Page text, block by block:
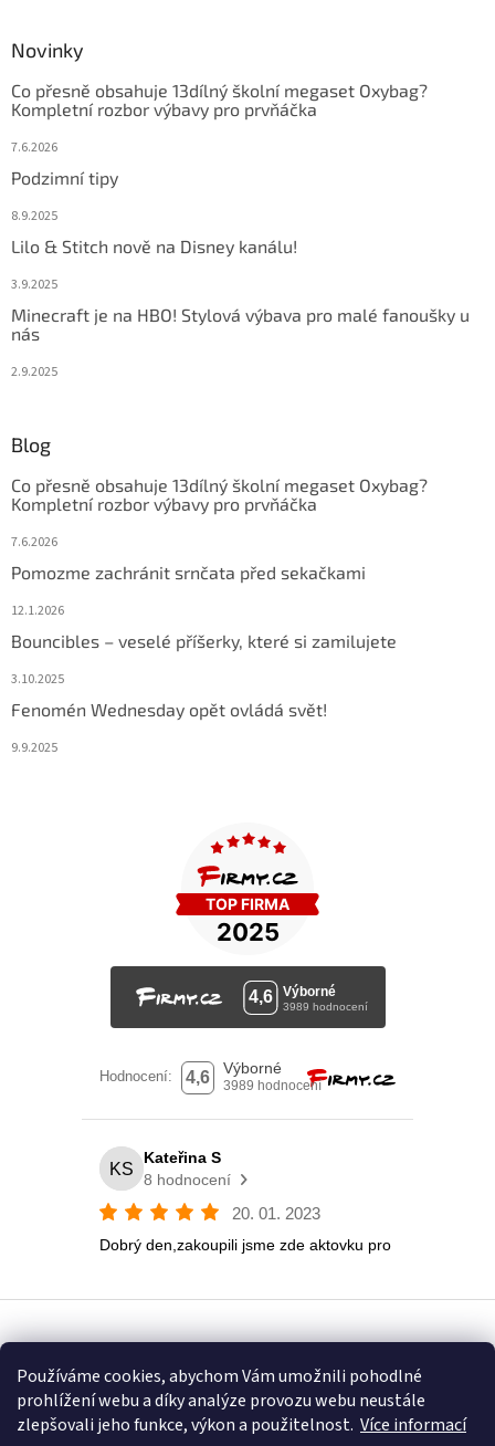
Používáme cookies, abychom Vám umožnili pohodlné
prohlížení webu a díky analýze provozu webu neustále
zlepšovali jeho funkce, výkon a použitelnost. Více informací
Novinky
Co přesně obsahuje 13dílný školní megaset Oxybag?
Kompletní rozbor výbavy pro prvňáčka
7.6.2026
Podzimní tipy
8.9.2025
Lilo & Stitch nově na Disney kanálu!
3.9.2025
Minecraft je na HBO! Stylová výbava pro malé fanoušky u
nás
2.9.2025
Blog
Co přesně obsahuje 13dílný školní megaset Oxybag?
Kompletní rozbor výbavy pro prvňáčka
7.6.2026
Pomozme zachránit srnčata před sekačkami
12.1.2026
Bouncibles – veselé příšerky, které si zamilujete
3.10.2025
Fenomén Wednesday opět ovládá svět!
9.9.2025
Copyright 2026Eshop U Terezky. Všechna práva vyhrazena.